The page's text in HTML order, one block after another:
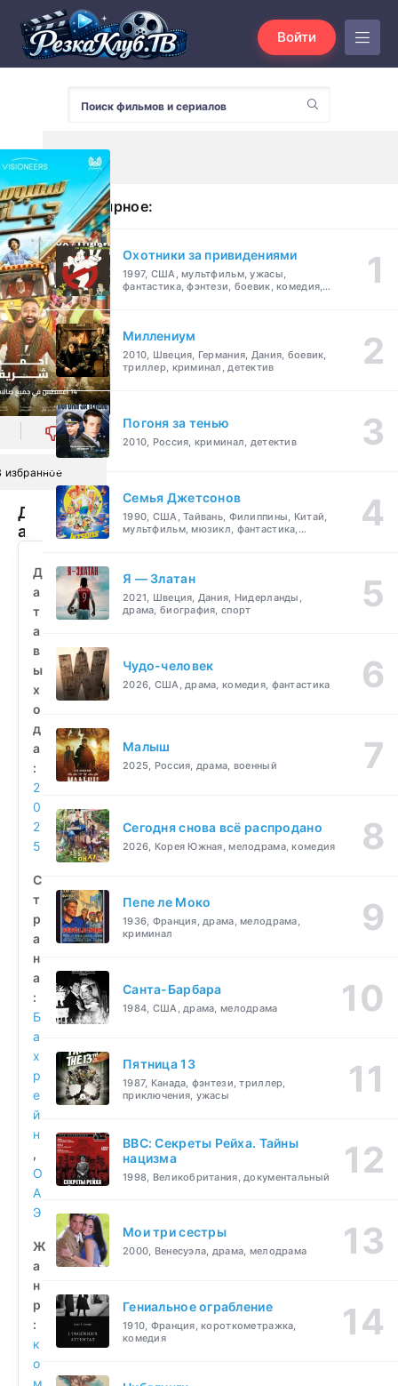
Войти
0
избранное
Два
араба
нереальный
замес
Индии
(2025)
смотреть
бесплатно
Д
а
т
а
в
ы
х
о
д
а
:
2
0
2
5
С
т
р
а
н
а
:
Б
а
х
р
е
й
н
,
О
А
Э
Ж
а
н
р
:
к
о
м
Популярное:
Охотники за привидениями
1997, США, мультфильм, ужасы,
фантастика, фэнтези, боевик, комедия,
Миллениум
2010, Швеция, Германия, Дания, боевик,
триллер, криминал, детектив
Погоня за тенью
2010, Россия, криминал, детектив
Семья Джетсонов
1990, США, Тайвань, Филиппины, Китай,
мультфильм, мюзикл, фантастика,
Я — Златан
2021, Швеция, Дания, Нидерланды,
драма, биография, спорт
Чудо-человек
2026, США, драма, комедия, фантастика
Малыш
2025, Россия, драма, военный
Сегодня снова всё распродано
2026, Корея Южная, мелодрама, комедия
Пепе ле Моко
1936, Франция, драма, мелодрама,
криминал
Санта-Барбара
1984, США, драма, мелодрама
Пятница 13
1987, Канада, фэнтези, триллер,
приключения, ужасы
BBC: Секреты Рейха. Тайны
нацизма
1998, Великобритания, документальный
Мои три сестры
2000, Венесуэла, драма, мелодрама
Гениальное ограбление
1910, Франция, короткометражка,
комедия